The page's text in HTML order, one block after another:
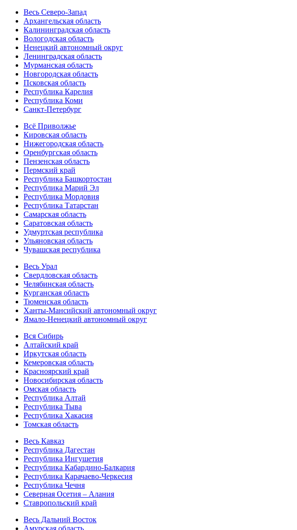
Весь Северо-Запад
Архангельская область
Калининградская область
Вологодская область
Ненецкий автономный округ
Ленинградская область
Мурманская область
Новгородская область
Псковская область
Республика Карелия
Республика Коми
Санкт-Петербург
Всё Приволжье
Кировская область
Нижегородская область
Оренбургская область
Пензенская область
Пермский край
Республика Башкортостан
Республика Марий Эл
Республика Мордовия
Республика Татарстан
Самарская область
Саратовская область
Удмуртская республика
Ульяновская область
Чувашская республика
Весь Урал
Свердловская область
Челябинская область
Курганская область
Тюменская область
Ханты-Мансийский автономный округ
Ямало-Ненецкий автономный округ
Вся Сибирь
Алтайский край
Иркутская область
Кемеровская область
Красноярский край
Новосибирская область
Омская область
Республика Алтай
Республика Тыва
Республика Хакасия
Томская область
Весь Кавказ
Республика Дагестан
Республика Ингушетия
Республика Кабардино-Балкария
Республика Карачаево-Черкесия
Республика Чечня
Северная Осетия – Алания
Ставропольский край
Весь Дальний Восток
Амурская область